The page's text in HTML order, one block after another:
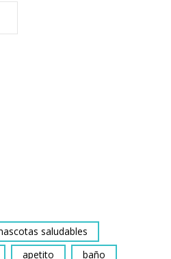
saludables
apetito
baño